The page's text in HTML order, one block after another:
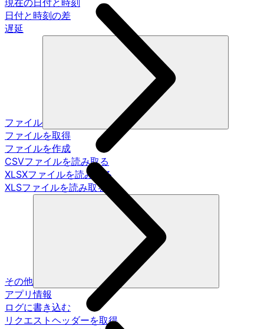
現在の日付と時刻
日付と時刻の差
遅延
ファイル
ファイルを取得
ファイルを作成
CSVファイルを読み取る
XLSXファイルを読み取る
XLSファイルを読み取る
その他
アプリ情報
ログに書き込む
リクエストヘッダーを取得